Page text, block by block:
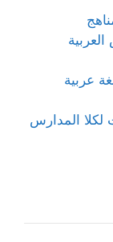
عربية
المدارس